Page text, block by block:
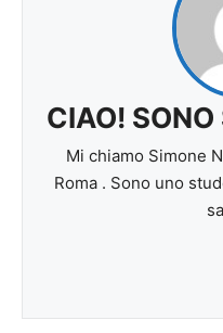
CIAO!
Mi chiamo Simone
Roma . Sono uno